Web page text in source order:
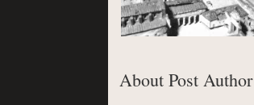
About Post Author